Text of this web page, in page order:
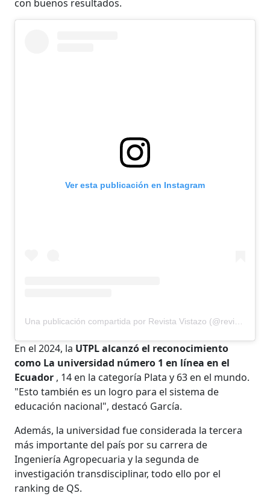
con buenos resultados.
Ver esta publicación en Instagram
En el 2024, la UTPL alcanzó el reconocimiento
como La universidad número 1 en línea en el
Ecuador , 14 en la categoría Plata y 63 en el mundo.
"Esto también es un logro para el sistema de
educación nacional", destacó García.
Además, la universidad fue considerada la tercera
más importante del país por su carrera de
Ingeniería Agropecuaria y la segunda de
investigación transdisciplinar, todo ello por el
ranking de QS.